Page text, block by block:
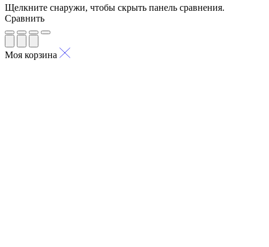
Щелкните снаружи, чтобы скрыть панель сравнения.
Сравнить
Моя корзина